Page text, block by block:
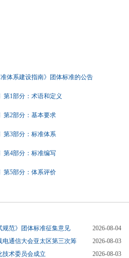
体系建设指南》团体标准的公告
第1部分：术语和定义
第2部分：基本要求
第3部分：标准体系
第4部分：标准编写
第5部分：体系评价
规范》团体标准征集意见
2026-08-04
电通信大会亚太区第三次筹
2026-08-03
技术委员会成立
2026-08-03